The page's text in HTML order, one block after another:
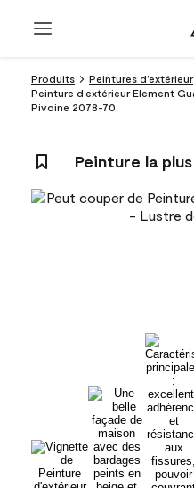
Produits
Peintures d’extérieur
Peinture d’extérieur Element
Pivoine 2078-70
Peinture la